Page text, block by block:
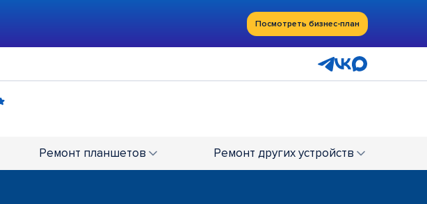
Посмотреть бизнес-план
Ремонт планшетов Ремонт других устройств